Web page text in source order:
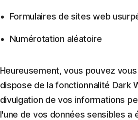
Formulaires de sites web
Numérotation aléatoire
Heureusement, vous pouvez
dispose de la fonctionnalité Dark
divulgation de vos informations
l'une de vos données sensibles